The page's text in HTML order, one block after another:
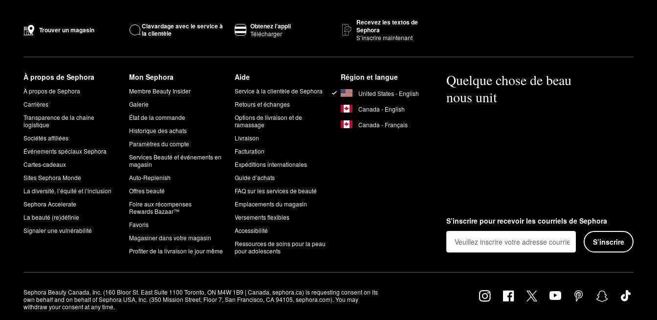
Trouver un magasin
Clavardage avec le service à
la clientèle
Obtenez l’appli
Télécharger
Recevez les textos de
Sephora
S’inscrire maintenant
À propos de Sephora
À propos de Sephora
Carrières
Transparence de la chaîne
logistique
Sociétés affiliées
Événements spéciaux Sephora
Cartes-cadeaux
Sites Sephora Monde
La diversité, l’équité et l’inclusion
Sephora Accelerate
La beauté (re)définie
Signaler une vulnérabilité
Mon Sephora
Membre Beauty Insider
Galerie
État de la commande
Historique des achats
Paramètres du compte
Services Beauté et événements en
magasin
Auto-Replenish
Offres beauté
Foire aux récompenses
Rewards Bazaar™
Favoris
Magasiner dans votre magasin
Profiter de la livraison le jour même
Aide
Service à la clientèle de Sephora
Retours et échanges
Options de livraison et de
ramassage
Livraison
Facturation
Expéditions internationales
Guide d’achats
FAQ sur les services de beauté
Emplacements du magasin
Versements flexibles
Accessibilité
Ressources de soins pour la peau
pour adolescents
Région et langue
United States - English
Canada - English
Canada - Français
Quelque chose de beau
nous unit
S’inscrire pour recevoir les courriels de Sephora
S’inscrire
Sephora Beauty Canada, Inc. (160 Bloor St. East Suite 1100 Toronto, ON M4W 1B9 | Canada, sephora.ca) is requesting consent on its
own behalf and on behalf of Sephora USA, Inc. (350 Mission Street, Floor 7, San Francisco, CA 94105, sephora.com). You may
withdraw your consent at any time.